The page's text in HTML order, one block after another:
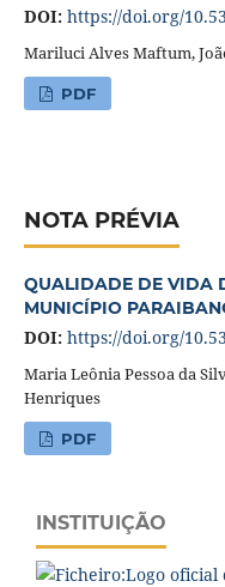
DOI: https://doi.org/
Mariluci Alves Maftum,
PDF
NOTA PRÉVIA
QUALIDADE DE VIDA
MUNICÍPIO
DOI: https://doi.org/
Maria Leônia Pessoa da
Henriques
PDF
INSTITUIÇÃO